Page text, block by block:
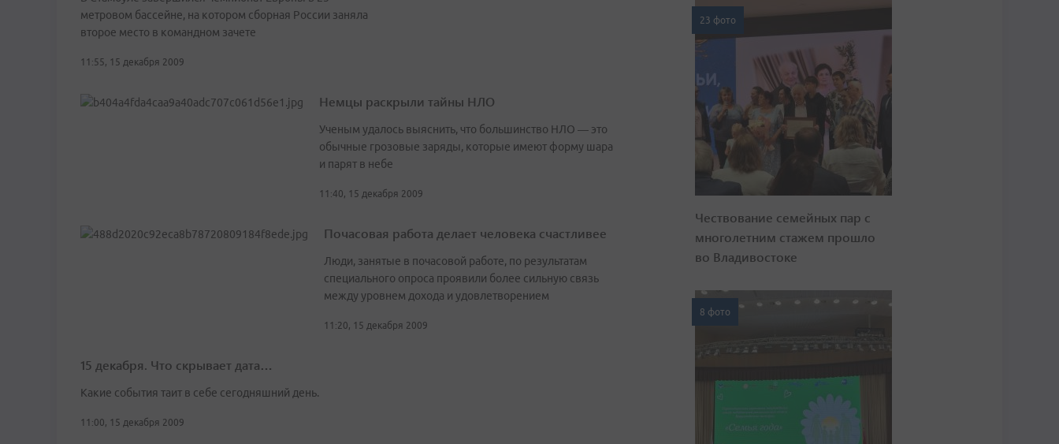
метровом бассейне, на котором сборная России заняла
второе место в командном зачете
11:55, 15 декабря 2009
Немцы раскрыли тайны НЛО
Ученым удалось выяснить, что большинство НЛО — это
обычные грозовые заряды, которые имеют форму шара
и парят в небе
11:40, 15 декабря 2009
Почасовая работа делает человека счастливее
Люди, занятые в почасовой работе, по результатам
специального опроса проявили более сильную связь
между уровнем дохода и удовлетворением
11:20, 15 декабря 2009
15 декабря. Что скрывает дата…
Какие события таит в себе сегодняшний день.
11:00, 15 декабря 2009
23 фото
Чествование семейных пар с
многолетним стажем прошло
во Владивостоке
8 фото